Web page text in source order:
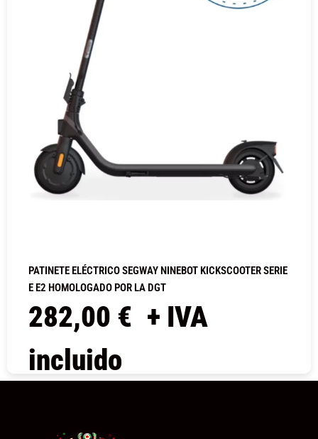
PATINETE ELÉCTRICO SEGWAY NINEBOT KICKSCOOTER SERIE
E E2 HOMOLOGADO POR LA DGT
282,00 € + IVA
incluido